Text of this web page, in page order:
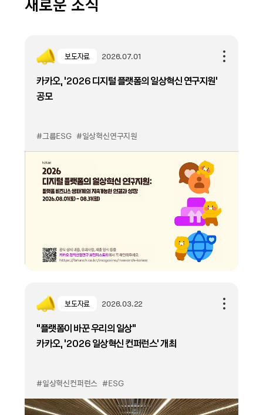
보도자료 2026.07.01
카카오, ‘2026 디지털 플랫폼의 일상혁신 연구지원’
공모
#그룹ESG #일상혁신연구지원
보도자료 2026.03.22
“플랫폼이 바꾼 우리의 일상”
카카오, ‘2026 일상혁신 컨퍼런스’ 개최
#일상혁신컨퍼런스 #ESG